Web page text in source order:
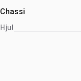
Chassi
hjul